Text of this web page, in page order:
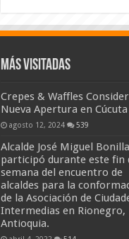
Más visitadas
Crepes & Waffles
Nueva Apertura en Cúcuta
agosto 12, 2024 539
Alcalde José Miguel Bonilla
participó durante este fin
semana del encuentro de
alcaldes para la
de la Asociación de
Intermedias en Rionegro,
Antioquia.